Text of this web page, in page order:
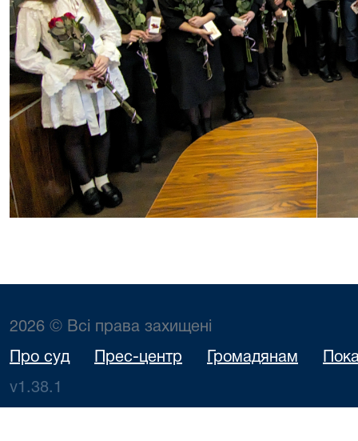
2026 © Всі права захищені
Про суд Прес-центр Громадянам
v1.38.1